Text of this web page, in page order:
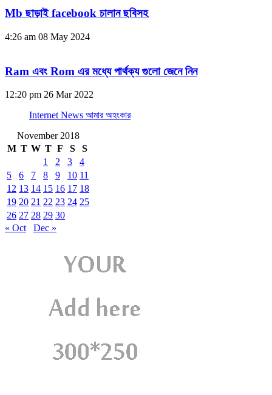
Mb ছাড়াই facebook চালান ছবিসহ
4:26 am 08 May 2024
Ram এবং Rom এর মধ্যে পার্থক্য গুলো জেনে নিন
12:20 pm 26 Mar 2022
Internet News আমার অহংকার
November 2018
M T W T F S
S
1
2 3
4
5
6 7 8 9 10 11
12 13 14 15 16 17 18
19 20 21 22 23 24 25
26 27 28 29 30
« Oct
Dec »